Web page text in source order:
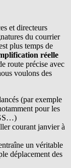
et directeurs
du courrier
plus temps de
réelle
route précise avec
voulons des
(par exemple
pour les
courant janvier à
un véritable
déplacement des